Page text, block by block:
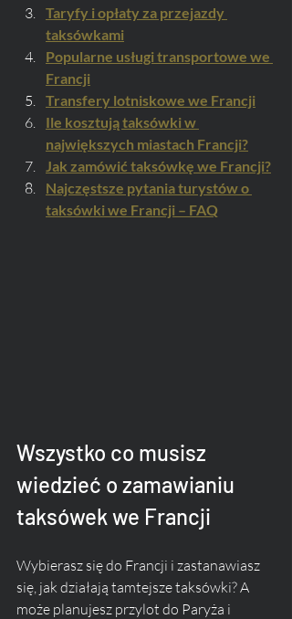
Taryfy i opłaty za przejazdy
taksówkami
Popularne usługi transportowe we
Francji
Transfery lotniskowe we Francji
Ile kosztują taksówki w
największych miastach Francji?
Jak zamówić taksówkę we Francji?
Najczęstsze pytania turystów o
taksówki we Francji – FAQ
Wszystko co musisz
wiedzieć o zamawianiu
taksówek we Francji
Wybierasz się do Francji i zastanawiasz
się, jak działają tamtejsze taksówki? A
może planujesz przylot do Paryża i